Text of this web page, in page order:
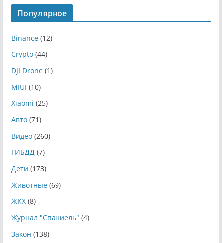
Популярное
Binance(12)
Crypto(44)
DJI Drone(1)
MIUI (10)
Xiaomi (25)
Авто(71)
Видео(260)
ГИБДД (7)
Дети (173)
Животные(69)
ЖКХ(8)
Журнал "Спаниель" (4)
Закон (138)